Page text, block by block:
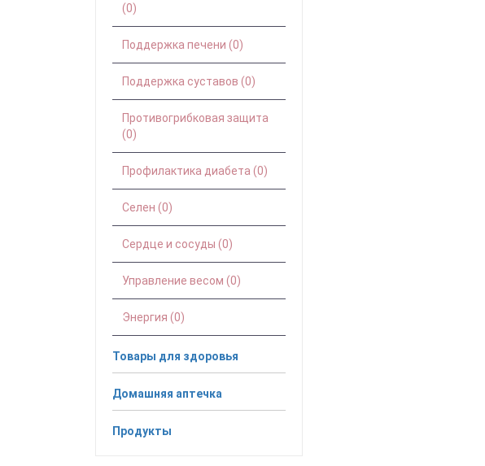
(0)
Поддержка печени (0)
Поддержка суставов (0)
Противогрибковая защита
(0)
Профилактика диабета (0)
Селен (0)
Сердце и сосуды (0)
Управление весом (0)
Энергия (0)
Товары для здоровья
Домашняя аптечка
Продукты